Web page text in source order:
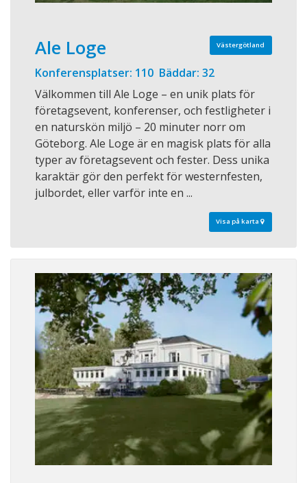
Västergötland
Ale Loge
Konferensplatser: 110 Bäddar: 32
Välkommen till Ale Loge – en unik plats för
företagsevent, konferenser, och festligheter i
en naturskön miljö – 20 minuter norr om
Göteborg. Ale Loge är en magisk plats för alla
typer av företagsevent och fester. Dess unika
karaktär gör den perfekt för westernfesten,
julbordet, eller varför inte en ...
Visa på karta